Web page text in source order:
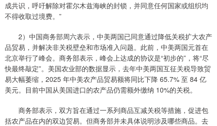
成共识，呼吁解除对霍尔木兹海峡的封锁，并同意任何国家或组织均
不得收取过境费。”
2）中国商务部周六表示，中美两国已同意通过降低关税扩大农产
品贸易，并解决非关税壁垒和市场准入问题。此前，中美两国元首在
北京举行了峰会。商务部表示，峰会上达成的协议是“初步的”，将“尽
快最终敲定”。美国农业部的数据显示，去年中美两国互征关税导致贸
易大幅萎缩，2025 年中美农产品贸易额将同比下降 65.7% 至 84 亿
美元。目前中国从美国进口的农产品仍需额外缴纳 10%的关税。
商务部表示，双方旨在通过一系列商品互减关税等措施，促进包
括农产品在内的双边贸易。但商务部并未具体说明涉及哪些商品。去